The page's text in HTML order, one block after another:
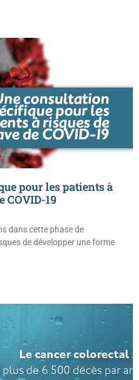
pour les patients à
COVID-19
dans cette phase de
de développer une forme